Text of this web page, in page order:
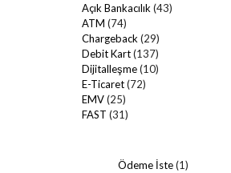
Açık Bankacılık (43)
ATM (74)
Chargeback (29)
Debit Kart(137)
Dijitalleşme(10)
E-Ticaret(72)
EMV(25)
FAST (31)
Ödeme İste(1)